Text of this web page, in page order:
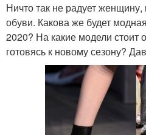
Ничто так не радует
обуви. Какова же будет
2020? На какие модели стоит
готовясь к новому сезону?